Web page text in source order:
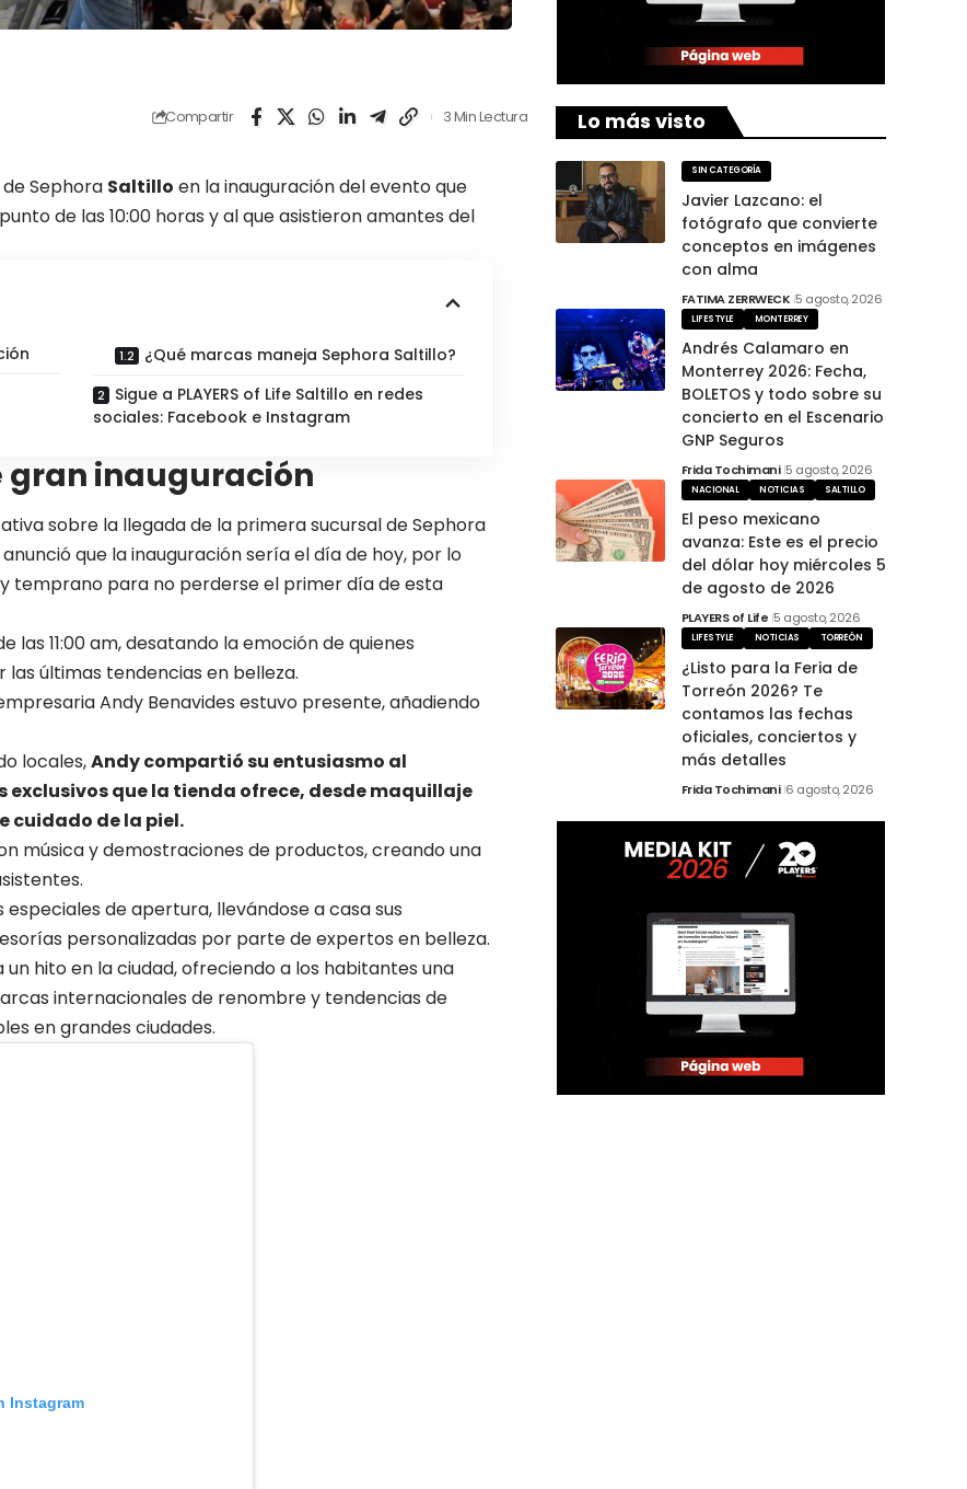
Compartir 3 Min Lectura
Sephora Saltillo en la inauguración del evento que
de las 10:00 horas y al que asistieron amantes del
¿Qué marcas maneja Sephora Saltillo?
Sigue a PLAYERS of Life Saltillo en redes
sociales: Facebook e Instagram
gran inauguración
sobre la llegada de la primera sucursal de Sephora
que la inauguración sería el día de hoy, por lo
temprano para no perderse el primer día de esta
las 11:00 am, desatando la emoción de quienes
últimas tendencias en belleza.
Andy Benavides estuvo presente, añadiendo
locales,Andy compartió su entusiasmo al
que la tienda ofrece, desde maquillaje
cuidado de la piel.
música y demostraciones de productos, creando una
de apertura, llevándose a casa sus
personalizadas por parte de expertos en belleza.
un hito en la ciudad, ofreciendo a los habitantes una
internacionales de renombre y tendencias de
en grandes ciudades.
Instagram
Lo más visto
SIN CATEGORÍA
Javier Lazcano: el
fotógrafo que convierte
conceptos en imágenes
con alma
FATIMA ZERRWECK 5 agosto, 2026
LIFESTYLE MONTERREY
Andrés Calamaro en
Monterrey 2026: Fecha,
BOLETOS y todo sobre su
concierto en el Escenario
GNP Seguros
Frida Tochimani 5 agosto, 2026
NACIONAL NOTICIAS SALTILLO
El peso mexicano
avanza: Este es el precio
del dólar hoy miércoles 5
de agosto de 2026
PLAYERS of Life 5 agosto, 2026
LIFESTYLE NOTICIAS TORREÓN
¿Listo para la Feria de
Torreón 2026? Te
contamos las fechas
oficiales, conciertos y
más detalles
Frida Tochimani 6 agosto, 2026